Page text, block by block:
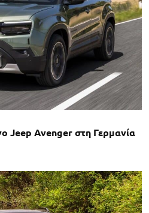
Jeep Avenger στη Γερμανία